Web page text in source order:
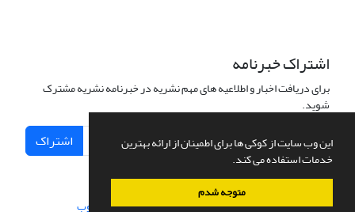
این وب سایت از کوکی ها برای اطمینان از ارائه بهترین
خدمات استفاده می کند.
متوجه شدم
اشتراک خبرنامه
برای دریافت اخبار و اطلاعیه های مهم نشریه در خبرنامه نشریه مشترک
شوید.
اشتراک
سامانه مدیریت نشریات علمی.طراحی و پیاده سازی از سیناوب